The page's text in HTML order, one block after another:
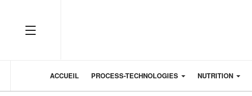
OFF CANVAS
ACCUEIL PROCESS-TECHNOLOGIES NUTRITION